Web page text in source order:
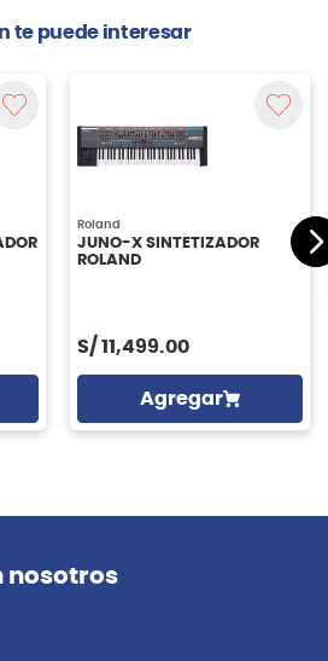
te puede interesar
Roland
JUNO-X SINTETIZADOR
ROLAND
S/11,499.00
Agregar
nosotros